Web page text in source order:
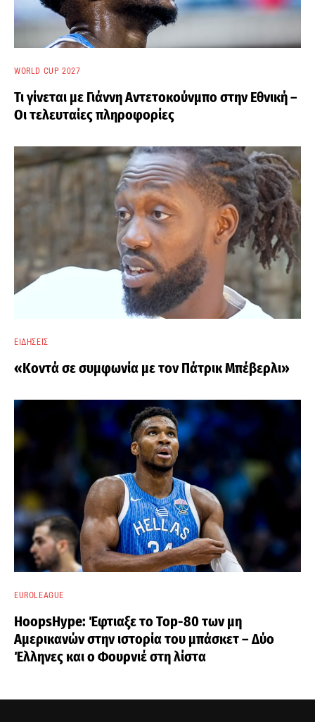
WORLD CUP 2027
Τι γίνεται με Γιάννη Αντετοκούνμπο στην Εθνική –
Οι τελευταίες πληροφορίες
ΕΙΔΉΣΕΙΣ
«Κοντά σε συμφωνία με τον Πάτρικ Μπέβερλι»
EUROLEAGUE
HoopsHype: Έφτιαξε το Top-80 των μη
Αμερικανών στην ιστορία του μπάσκετ – Δύο
Έλληνες και ο Φουρνιέ στη λίστα